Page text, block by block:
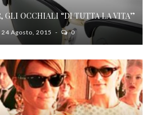
GLI OCCHIALI “DI TUTTA LA VITA”
24 Agosto, 2015 0